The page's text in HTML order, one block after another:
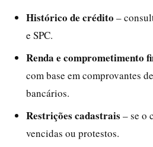
Histórico de crédito –
e SPC.
Renda e comprometimento
com base em comprovantes
bancários.
Restrições cadastrais – se o
vencidas ou protestos.